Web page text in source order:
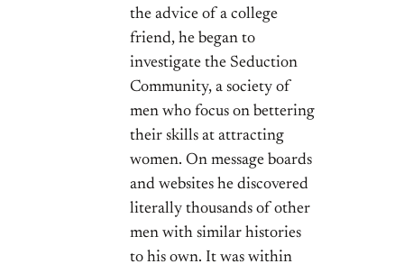
the advice of a college
friend, he began to
investigate the Seduction
Community, a society of
men who focus on bettering
their skills at attracting
women. On message boards
and websites he discovered
literally thousands of other
men with similar histories
to his own. It was within